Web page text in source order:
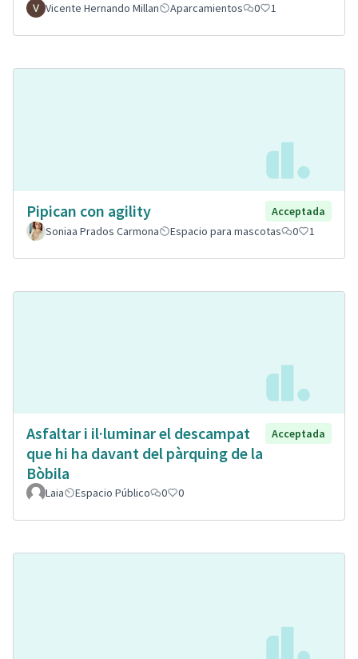
Vicente Hernando Millan Aparcamientos 0 1
Pipican con agility
Acceptada
Soniaa Prados Carmona
Espacio para mascotas 0 1
Asfaltar i il·luminar el descampat
que hi ha davant del pàrquing de la
Bòbila
Acceptada
Laia Espacio Público 0 0